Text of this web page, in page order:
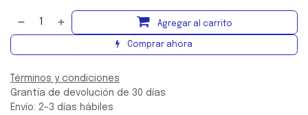
Agregar al carrito
Comprar ahora
Términos y condiciones
Grantía de devolución de 30 días
Envío: 2-3 días hábiles